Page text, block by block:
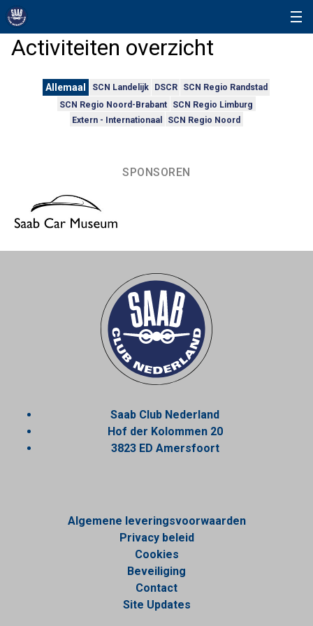
Activiteiten overzicht
Allemaal SCN Landelijk DSCR
SCN Regio Randstad
SCN Regio Noord-Brabant
SCN Regio Limburg
Extern - Internationaal
SCN Regio Noord
SPONSOREN
Saab Club Nederland
Hof der Kolommen 20
3823 ED Amersfoort
Algemene leveringsvoorwaarden
Privacy beleid
Cookies
Beveiliging
Contact
Site Updates